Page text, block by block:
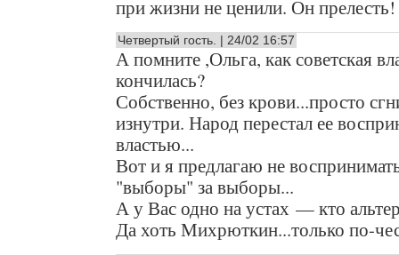
при жизни не ценили. Он прелесть!
Четвертый гость. | 24/02 16:57
А помните ,Ольга, как советская
кончилась?
Собственно, без крови...просто
изнутри. Народ перестал ее
властью...
Вот и я предлагаю не
"выборы" за выборы...
А у Вас одно на устах — кто
Да хоть Михрюткин...только по-